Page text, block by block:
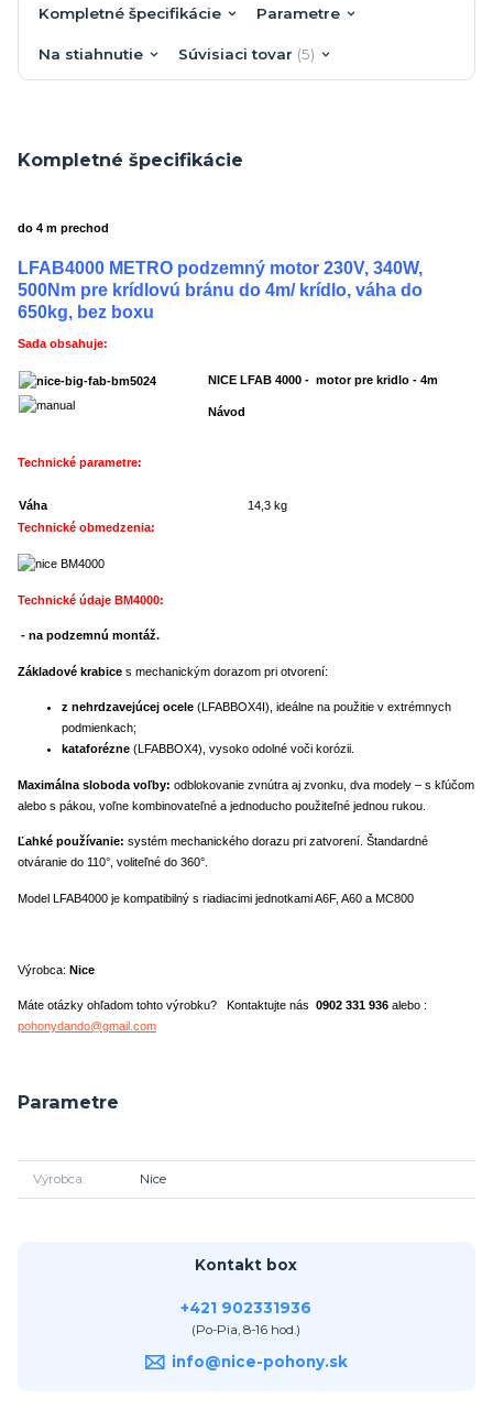
Kompletné špecifikácie Parametre
Na stiahnutie Súvisiaci tovar 5
Kompletné špecifikácie
do 4 m prechod
LFAB4000 METRO podzemný motor 230V, 340W,
500Nm pre krídlovú bránu do 4m/ krídlo, váha do
650kg, bez boxu
Sada obsahuje:
NICE LFAB 4000 - motor pre kridlo - 4m
Návod
Technické parametre:
Váha
14,3 kg
Technické obmedzenia:
Technické údaje BM4000:
- na podzemnú montáž.
Základové krabice s mechanickým dorazom pri otvorení:
z nehrdzavejúcej ocele (LFABBOX4I), ideálne na použitie v extrémnych
podmienkach;
kataforézne (LFABBOX4), vysoko odolné voči korózii.
Maximálna sloboda voľby: odblokovanie zvnútra aj zvonku, dva modely – s kľúčom
alebo s pákou, voľne kombinovateľné a jednoducho použiteľné jednou rukou.
Ľahké používanie: systém mechanického dorazu pri zatvorení. Štandardné
otváranie do 110°, voliteľné do 360°.
Model LFAB4000 je kompatibilný s riadiacimi jednotkami A6F, A60 a MC800
Výrobca: Nice
Máte otázky ohľadom tohto výrobku? Kontaktujte nás 0902 331 936 alebo :
pohonydando@gmail.com
Parametre
Výrobca Nice
Kontakt box
+421 902331936
(Po-Pia, 8-16 hod.)
info@nice-pohony.sk